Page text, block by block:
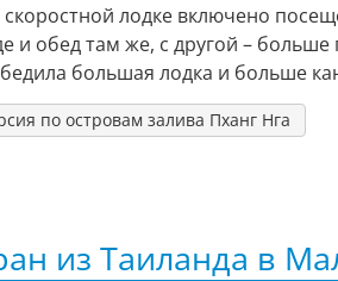
лодке включено
и обед там же, с другой –
большая лодка и больше
по островам залива Пханг Нга
из Таиланда в